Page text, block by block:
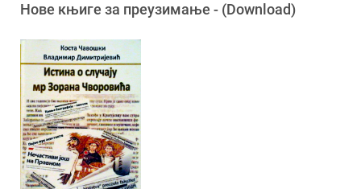
Новe књигe за преузимање - (Download)